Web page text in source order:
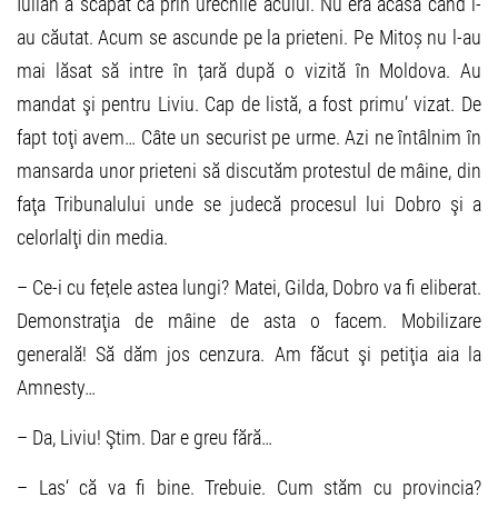
au căutat. Acum se ascunde pe la prieteni. Pe Mitoș nu l-au
mai lăsat să intre în țară după o vizită în Moldova. Au
mandat şi pentru Liviu. Cap de listă, a fost primu’ vizat. De
fapt toţi avem… Câte un securist pe urme. Azi ne întâlnim în
mansarda unor prieteni să discutăm protestul de mâine, din
faţa Tribunalului unde se judecă procesul lui Dobro şi a
celorlalţi din media.
– Ce-i cu fețele astea lungi? Matei, Gilda, Dobro va fi eliberat.
Demonstraţia de mâine de asta o facem. Mobilizare
generală! Să dăm jos cenzura. Am făcut şi petiţia aia la
Amnesty…
– Da, Liviu! Ştim. Dar e greu fără…
– Las‘ că va fi bine. Trebuie. Cum stăm cu provincia?